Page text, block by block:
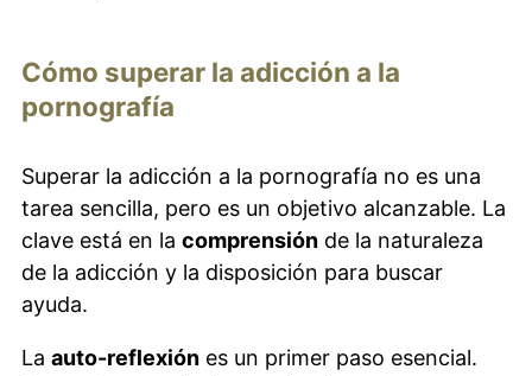
Cómo superar la adicción a la
pornografía
Superar la adicción a la pornografía no es una
tarea sencilla, pero es un objetivo alcanzable. La
clave está en la comprensión de la naturaleza
de la adicción y la disposición para buscar
ayuda.
La auto-reflexión es un primer paso esencial.